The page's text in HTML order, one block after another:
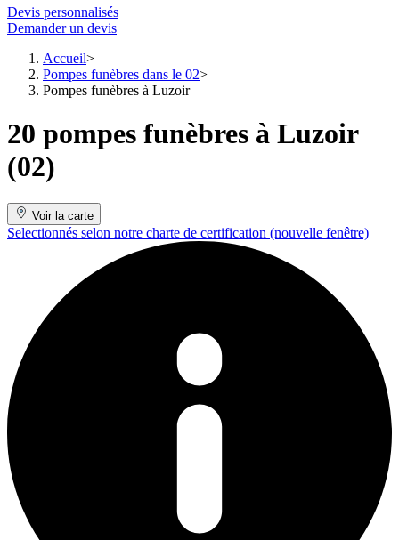
Devis personnalisés
Demander un devis
Accueil
Pompes funèbres dans le 02
Pompes funèbres à Luzoir
20 pompes funèbres à Luzoir
(02)
Voir la carte
Selectionnés selon notre charte de certification (nouvelle fenêtre)